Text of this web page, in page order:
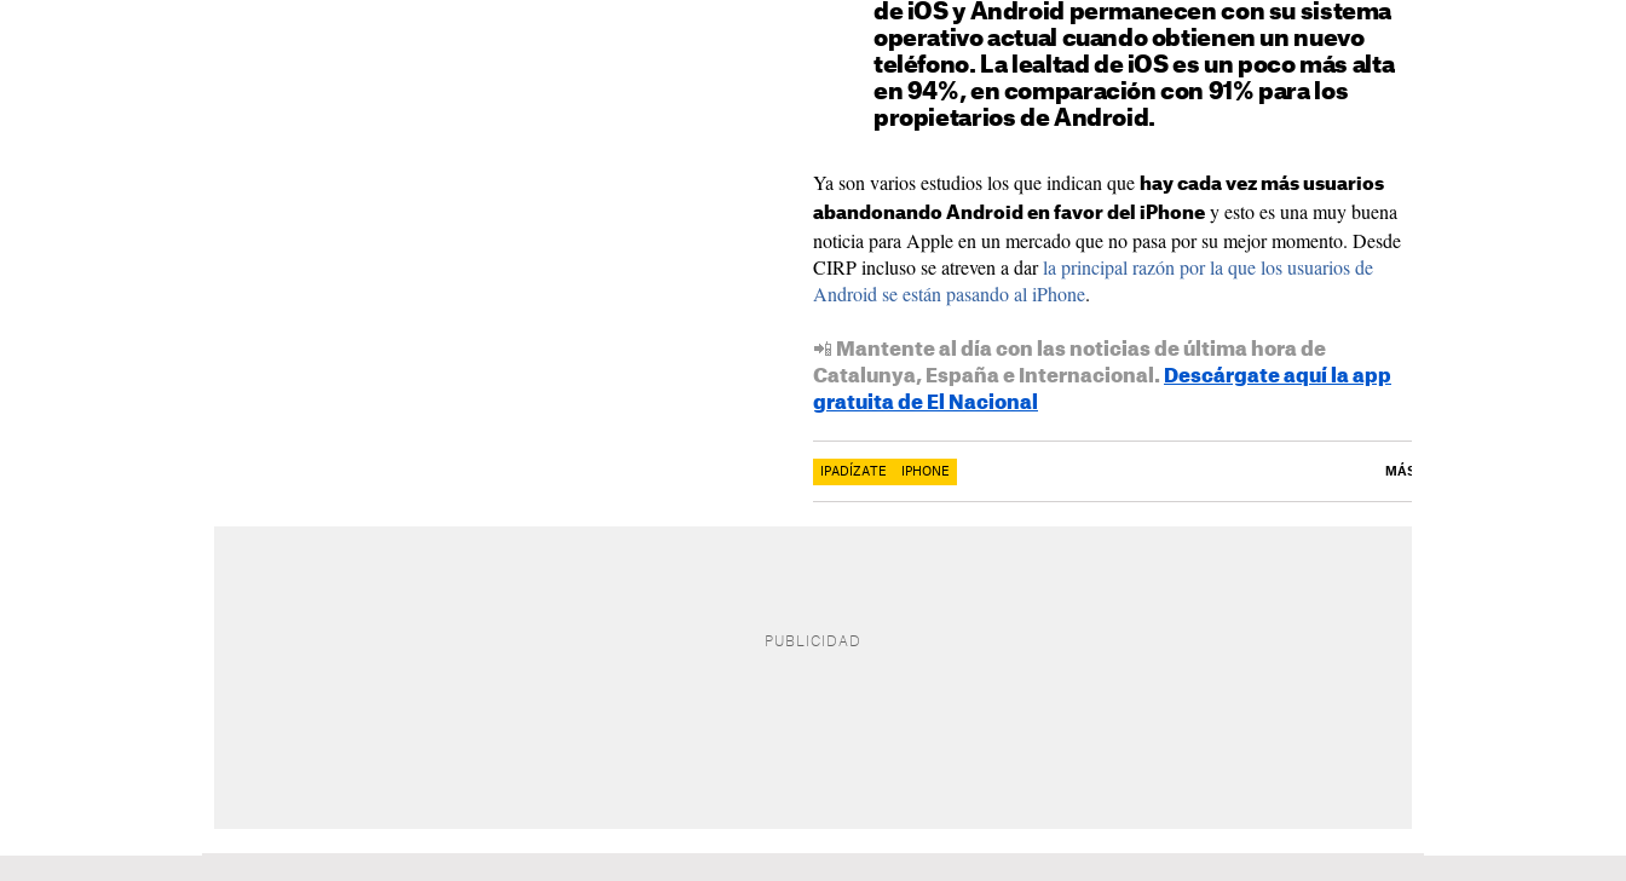
de iOS y Android permanecen con su sistema
operativo actual cuando obtienen un nuevo
teléfono. La lealtad de iOS es un poco más alta
en 94%, en comparación con 91% para los
propietarios de Android.
Ya son varios estudios los que indican que hay cada vez más usuarios
abandonando Android en favor del iPhone y esto es una muy buena
noticia para Apple en un mercado que no pasa por su mejor momento. Desde
CIRP incluso se atreven a darla principal razón por la que los usuarios de
Android se están pasando al iPhone.
📲 Mantente al día con las noticias de última hora de
Catalunya, España e Internacional. Descárgate aquí la app
gratuita de El Nacional
IPADÍZATE IPHONE MÁS